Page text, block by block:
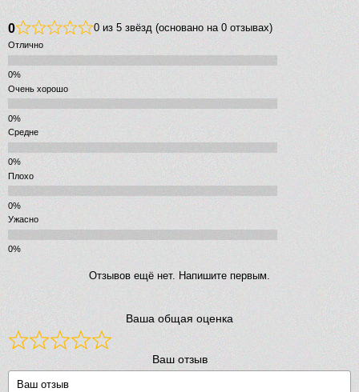
0 0 из 5 звёзд (основано на 0 отзывах)
Отлично
Очень хорошо
Средне
Плохо
Ужасно
Отзывов ещё нет. Напишите первым.
Ваша общая оценка
Ваш отзыв